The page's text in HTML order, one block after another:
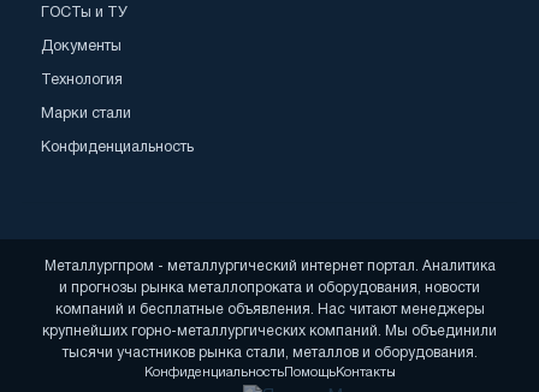
ГОСТы и ТУ
Документы
Технология
Марки стали
Конфиденциальность
Металлургпром - металлургический интернет портал. Аналитика
и прогнозы рынка металлопроката и оборудования, новости
компаний и бесплатные объявления. Нас читают менеджеры
крупнейших горно-металлургических компаний. Мы объединили
тысячи участников рынка стали, металлов и оборудования.
КонфиденциальностьПомощьКонтакты